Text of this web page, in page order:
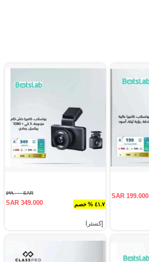
SAR 199.000
٤١.٧ % خصم
SAR ٥٩٩.٠٠٠
SAR 349.000
إكسترا